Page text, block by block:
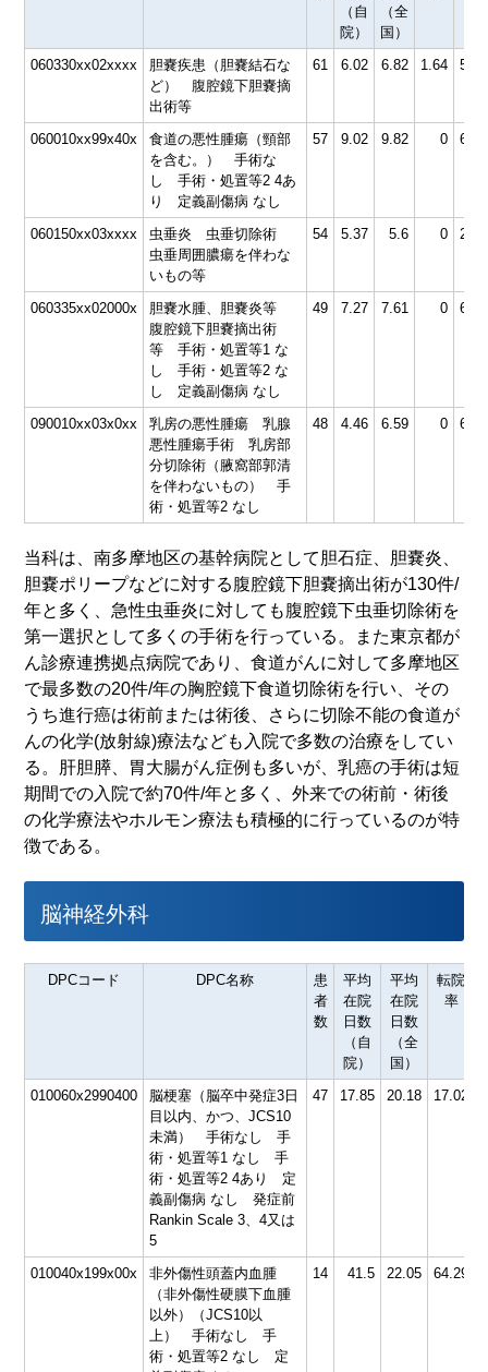
（自
院）
（全
国）
060330xx02xxxx
胆嚢疾患（胆嚢結石な
ど） 腹腔鏡下胆嚢摘
出術等
61 6.02 6.82 1.64
060010xx99x40x
食道の悪性腫瘍（頸部
を含む。） 手術な
し 手術・処置等2 4あ
り 定義副傷病 なし
57 9.02 9.82 0
060150xx03xxxx
虫垂炎 虫垂切除術
虫垂周囲膿瘍を伴わな
いもの等
54 5.37 5.6 0
060335xx02000x
胆嚢水腫、胆嚢炎等
腹腔鏡下胆嚢摘出術
等 手術・処置等1 な
し 手術・処置等2 な
し 定義副傷病 なし
49 7.27 7.61 0
090010xx03x0xx
乳房の悪性腫瘍 乳腺
悪性腫瘍手術 乳房部
分切除術（腋窩部郭清
を伴わないもの） 手
術・処置等2 なし
48 4.46 6.59 0
当科は、南多摩地区の基幹病院として胆石症、胆嚢炎、
胆嚢ポリープなどに対する腹腔鏡下胆嚢摘出術が130件/
年と多く、急性虫垂炎に対しても腹腔鏡下虫垂切除術を
第一選択として多くの手術を行っている。また東京都が
ん診療連携拠点病院であり、食道がんに対して多摩地区
で最多数の20件/年の胸腔鏡下食道切除術を行い、その
うち進行癌は術前または術後、さらに切除不能の食道が
んの化学(放射線)療法なども入院で多数の治療をしてい
る。肝胆膵、胃大腸がん症例も多いが、乳癌の手術は短
期間での入院で約70件/年と多く、外来での術前・術後
の化学療法やホルモン療法も積極的に行っているのが特
徴である。
脳神経外科
DPCコード DPC名称
患
者
数
平均
在院
日数
（自
院）
平均
在院
日数
（全
国）
転院
率
010060x2990400
脳梗塞（脳卒中発症3日
目以内、かつ、JCS10
未満） 手術なし 手
術・処置等1 なし 手
術・処置等2 4あり 定
義副傷病 なし 発症前
Rankin Scale 3、4又は
5
47 17.85 20.18 17.02
010040x199x00x
非外傷性頭蓋内血腫
（非外傷性硬膜下血腫
以外）（JCS10以
上） 手術なし 手
術・処置等2 なし 定
14 41.5 22.05 64.29